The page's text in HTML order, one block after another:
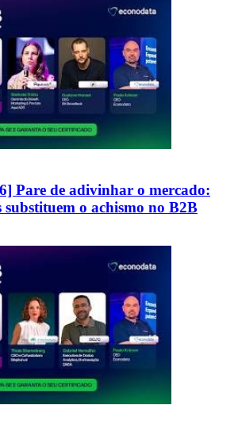
Pare de adivinhar o mercado:
substituem o achismo no B2B